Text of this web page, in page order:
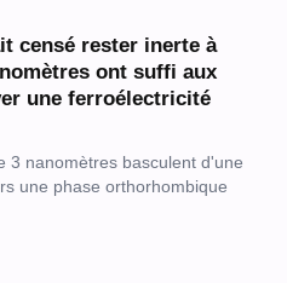
censé rester inerte à
ont suffi aux
une ferroélectricité
3 nanomètres basculent d'une
une phase orthorhombique